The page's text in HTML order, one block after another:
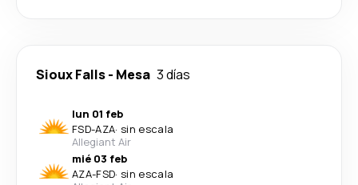
Sioux Falls- Mesa 3 días
lun 01 feb
FSD-AZA· sin escala
Allegiant Air
mié 03 feb
AZA-FSD· sin escala